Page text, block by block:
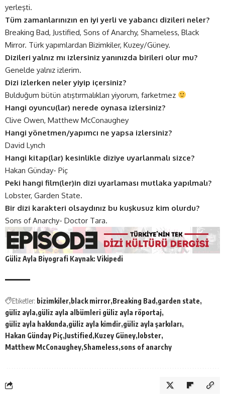
yerleşti.
Tüm zamanlarınızın en iyi yerli ve yabancı dizileri neler?
Breaking Bad, Justified, Sons of Anarchy, Shameless, Black
Mirror. Türk yapımlardan Bizimkiler, Kuzey/Güney.
Dizileri yalnız mı izlersiniz yanınızda birileri olur mu?
Genelde yalnız izlerim.
Dizi izlerken neler yiyip içersiniz?
Bulduğum bütün atıştırmalıkları yiyorum, farketmez
Hangi oyuncu(lar) nerede oynasa izlersiniz?
Clive Owen, Matthew McConaughey
Hangi yönetmen/yapımcı ne yapsa izlersiniz?
David Lynch
Hangi kitap(lar) kesinlikle diziye uyarlanmalı sizce?
Hakan Günday- Piç
Peki hangi film(ler)in dizi uyarlaması mutlaka yapılmalı?
Lobster, Garden State.
Bir dizi karakteri olsaydınız bu kuşkusuz kim olurdu?
Sons of Anarchy- Doctor Tara.
Güliz Ayla Biyografi Kaynak: Vikipedi
Etiketler: bizimkiler black mirror Breaking Bad garden state
güliz ayla güliz ayla albümleri güliz ayla röportaj
güliz ayla hakkında güliz ayla kimdir güliz ayla şarkıları
Hakan Günday Piç Justified Kuzey Güney lobster
Matthew McConaughey Shameless sons of anarchy